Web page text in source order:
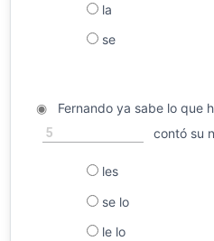
la
se
◉Fernando ya sabe lo que
5 contó su
les
se lo
le lo